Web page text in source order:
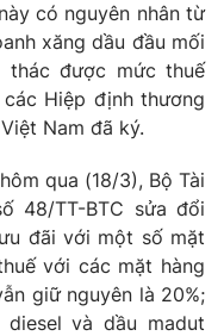
thao
sản
Việt
mình bằng AI
có nguyên nhân từ
xăng dầu đầu mối
được mức thuế
Hiệp định thương
Nam đã ký.
qua (18/3), Bộ Tài
48/TT-BTC sửa đổi
đãi với một số mặt
với các mặt hàng
giữ nguyên là 20%;
và dầu madut